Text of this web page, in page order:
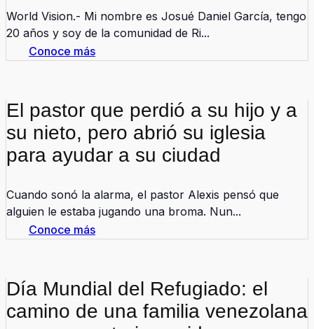
World Vision.- Mi nombre es Josué Daniel García, tengo
20 años y soy de la comunidad de Ri...
Conoce más
El pastor que perdió a su hijo y a
su nieto, pero abrió su iglesia
para ayudar a su ciudad
Cuando sonó la alarma, el pastor Alexis pensó que
alguien le estaba jugando una broma. Nun...
Conoce más
Día Mundial del Refugiado: el
camino de una familia venezolana